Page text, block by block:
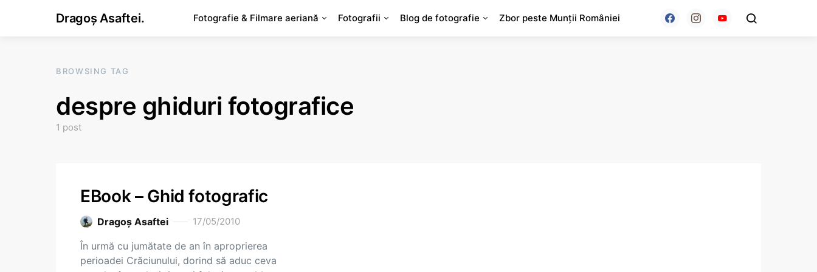
Dragoș Asaftei. Fotografie & Filmare aeriană Fotografii Blog de fotografie Zbor peste Munții României
BROWSING TAG
despre ghiduri fotografice
1 post
EBook – Ghid fotografic
Dragoş Asaftei 17/05/2010
În urmă cu jumătate de an în aproprierea
perioadei Crăciunului, dorind să aduc ceva